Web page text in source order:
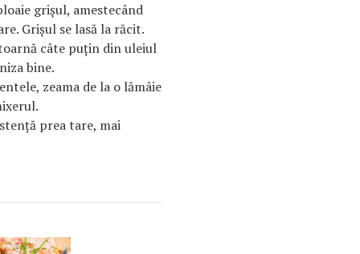
grişul, amestecând
Grişul se lasă la răcit.
câte puţin din uleiul
bine.
zeama de la o lămâie
prea tare, mai